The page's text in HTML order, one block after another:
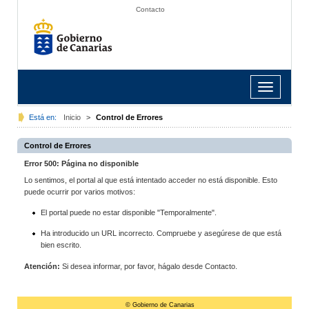
Contacto
Toggle
navigation
Está en: Inicio > Control de Errores
Control de Errores
Error 500: Página no disponible
Lo sentimos, el portal al que está intentado acceder no está disponible. Esto
puede ocurrir por varios motivos:
El portal puede no estar disponible "Temporalmente".
Ha introducido un URL incorrecto. Compruebe y asegúrese de que está
bien escrito.
Atención: Si desea informar, por favor, hágalo desde Contacto.
© Gobierno de Canarias